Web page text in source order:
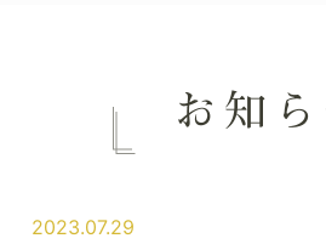
2023.07.29